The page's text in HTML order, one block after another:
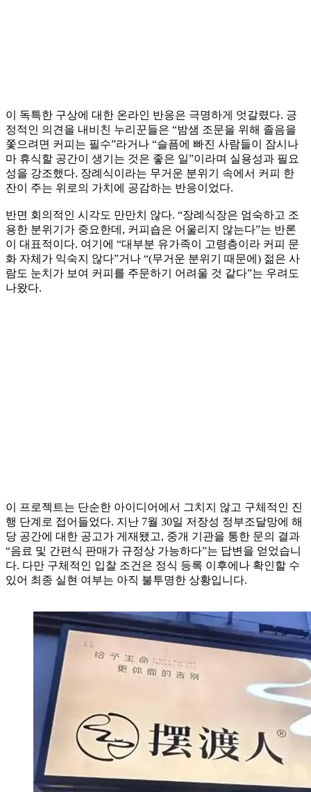
이 독특한 구상에 대한 온라인 반응은 극명하게 엇갈렸다. 긍
정적인 의견을 내비친 누리꾼들은 “밤샘 조문을 위해 졸음을
쫓으려면 커피는 필수”라거나 “슬픔에 빠진 사람들이 잠시나
마 휴식할 공간이 생기는 것은 좋은 일”이라며 실용성과 필요
성을 강조했다. 장례식이라는 무거운 분위기 속에서 커피 한
잔이 주는 위로의 가치에 공감하는 반응이었다.
반면 회의적인 시각도 만만치 않다. “장례식장은 엄숙하고 조
용한 분위기가 중요한데, 커피숍은 어울리지 않는다”는 반론
이 대표적이다. 여기에 “대부분 유가족이 고령층이라 커피 문
화 자체가 익숙지 않다”거나 “(무거운 분위기 때문에) 젊은 사
람도 눈치가 보여 커피를 주문하기 어려울 것 같다”는 우려도
나왔다.
이 프로젝트는 단순한 아이디어에서 그치지 않고 구체적인 진
행 단계로 접어들었다. 지난 7월 30일 저장성 정부조달망에 해
당 공간에 대한 공고가 게재됐고, 중개 기관을 통한 문의 결과
“음료 및 간편식 판매가 규정상 가능하다”는 답변을 얻었습니
다. 다만 구체적인 입찰 조건은 정식 등록 이후에나 확인할 수
있어 최종 실현 여부는 아직 불투명한 상황입니다.